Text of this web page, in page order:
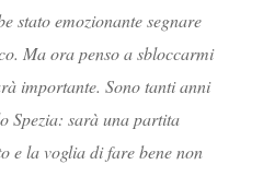
stato emozionante segnare
Ma ora penso a sbloccarmi
importante. Sono tanti anni
Spezia: sarà una partita
e la voglia di fare bene non